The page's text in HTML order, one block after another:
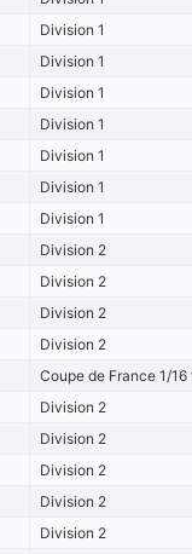
Division 1
Division 1
Division 1
Division 1
Division 1
Division 1
Division 1
Division 2
Division 2
Division 2
Division 2
Coupe de France 1/16
Division 2
Division 2
Division 2
Division 2
Division 2